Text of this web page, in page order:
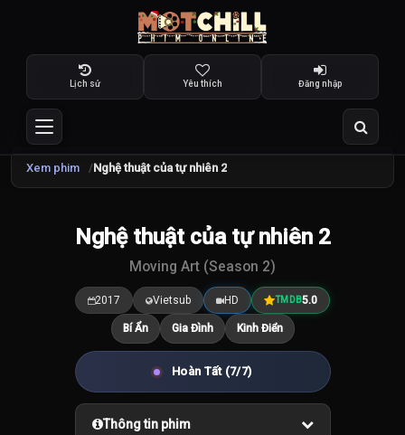
Lịch sử Yêu thích Đăng nhập
Xem phim Nghệ thuật của tự nhiên 2
5.0/10
Nghệ thuật của tự nhiên 2
Moving Art (Season 2)
2017 Vietsub HD TMDB5.0
Bí Ẩn Gia Đình Kinh Điển
Hoàn Tất (7/7)
Thông tin phim